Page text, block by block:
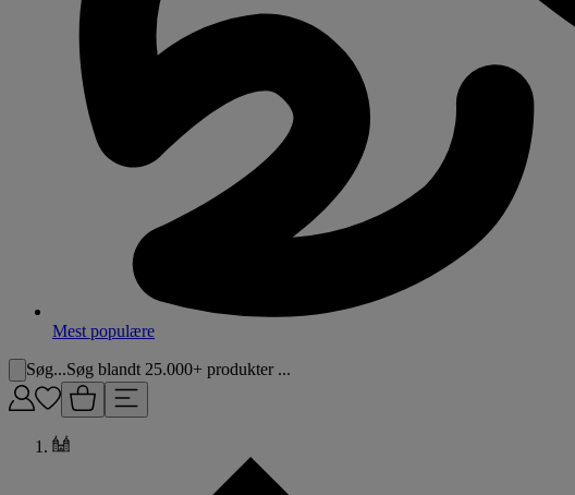
Mest populære
Søg...Søg blandt 25.000+ produkter ...